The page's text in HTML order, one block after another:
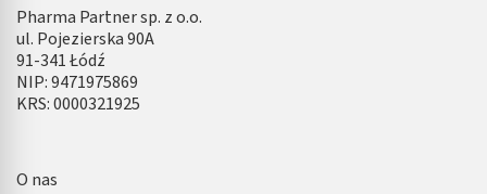
Pharma Partner sp. z o.o.
ul. Pojezierska 90A
91-341 Łódź
NIP: 9471975869
KRS: 0000321925
O nas